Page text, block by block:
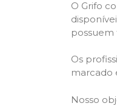
O Grifo
possuem
Os
marcado
Nosso